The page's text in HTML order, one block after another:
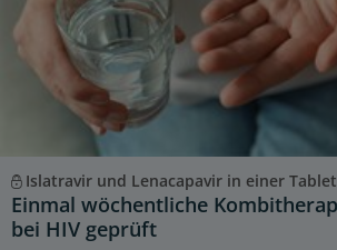
Islatravir und Lenacapavir in einer
Einmal wöchentliche
bei HIV geprüft